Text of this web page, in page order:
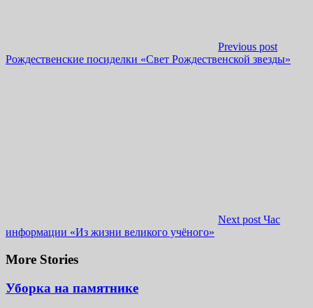
Previous post
Рождественские посиделки «Свет Рождественской звезды»
Next post Час
информации «Из жизни великого учёного»
More Stories
Уборка на памятнике